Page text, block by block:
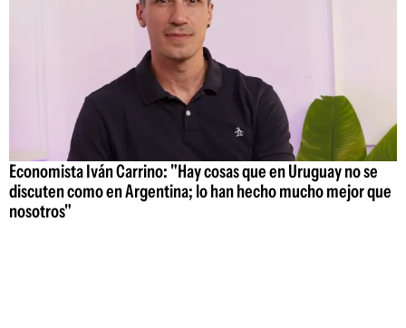
Economista Iván Carrino: "Hay cosas que en Uruguay no se
discuten como en Argentina; lo han hecho mucho mejor que
nosotros"